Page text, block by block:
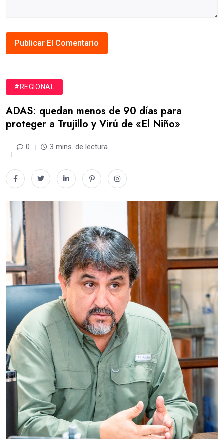
#REGIONAL
ADAS: quedan menos de 90 días para
proteger a Trujillo y Virú de «El Niño»
0 3 mins. de lectura